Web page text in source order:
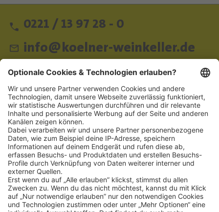
0221 / 13 97 28 - 0
info@koelner-weinkeller.de
Schnellzugriff
ZAHLUNGSMETHODEN
SOCIAL
NEWSLETTER
BESUCHEN SIE UNS